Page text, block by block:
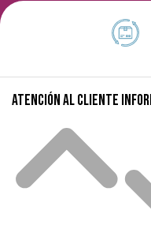
Atención al cliente